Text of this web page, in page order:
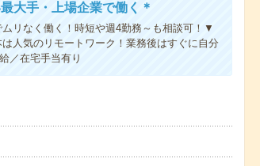
大手・上場企業で働く＊
リなく働く！時短や週4勤務～も相談可！▼
人気のリモートワーク！業務後はすぐに自分
／在宅手当有り